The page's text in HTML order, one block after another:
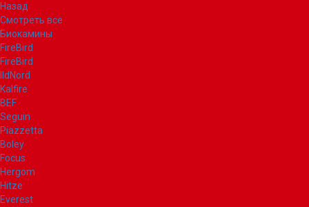
Назад
Смотреть все
Биокамины
FireBird
FireBird
IldNord
Kalfire
BEF
Seguin
Piazzetta
Boley
Focus
Hergom
Hitze
Everest